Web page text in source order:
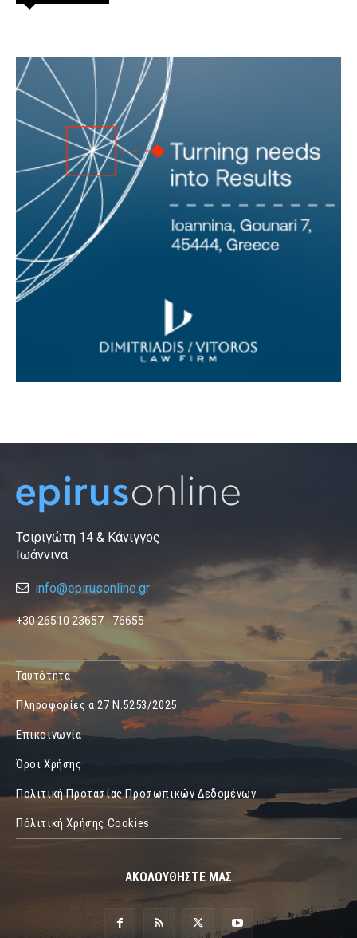
Τσιριγώτη 14 & Κάνιγγος
Ιωάννινα
info@epirusonline.gr
+30 26510 23657 - 76655
Ταυτότητα
Πληροφορίες α.27 Ν.5253/2025
Επικοινωνία
Όροι Χρήσης
Πολιτική Προτασίας Προσωπικών Δεδομένων
Πόλιτική Χρήσης Cookies
ΑΚΟΛΟΥΘΗΣΤΕ ΜΑΣ